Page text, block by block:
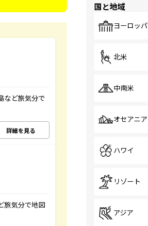
など旅気分で
詳細を見る
旅気分で地図
国と地域
ヨーロッパ
北米
中南米
オセアニア
ハワイ
リゾート
アジア